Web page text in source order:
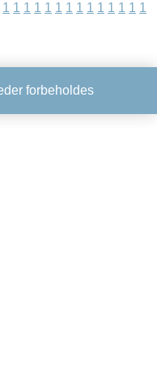
1 1 1 1 1 1 1 1 1 1 1 1 1 1
forbeholdes